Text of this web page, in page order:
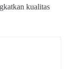
kualitas